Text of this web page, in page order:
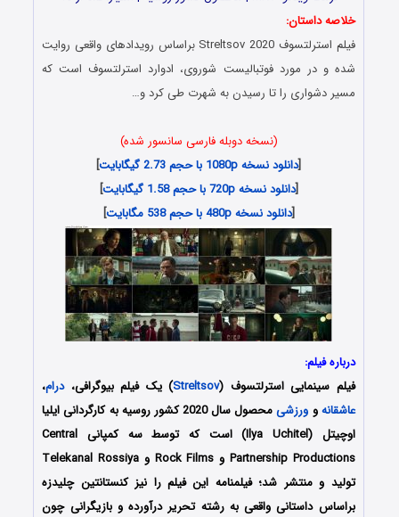
خلاصه داستان:
فیلم استرلتسوف Streltsov 2020 براساس رویدادهای واقعی روایت
شده و در مورد فوتبالیست شوروی، ادوارد استرلتسوف است که
مسیر دشواری را تا رسیدن به شهرت طی کرد و…
(نسخه دوبله فارسی سانسور شده)
[دانلود نسخه 1080p با حجم 2.73 گیگابایت
]
[دانلود نسخه 720p با حجم 1.58 گیگابایت
]
[دانلود نسخه 480p با حجم 538 مگابایت ]
درباره فیلم:
فیلم سینمایی استرلتسوف (Streltsov) یک فیلم بیوگرافی،درام،
عاشقانهو ورزشی
محصول سال 2020 کشور روسیه به کارگردانی ایلیا
اوچیتل (Ilya Uchitel) است که توسط سه کمپانی Central
Partnership Productions و Rock Films و Telekanal Rossiya
تولید و منتشر شد؛ فیلمنامه این فیلم را نیز کنستانتین چلیدزه
براساس داستانی واقعی به رشته تحریر درآورده و بازیگرانی چون